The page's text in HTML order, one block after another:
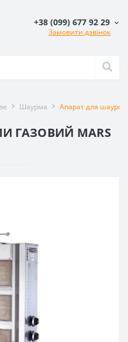
+38 (099) 677 92 29
Замовити дзвінок
Шаурма Апарат для
ГАЗОВИЙ MARS